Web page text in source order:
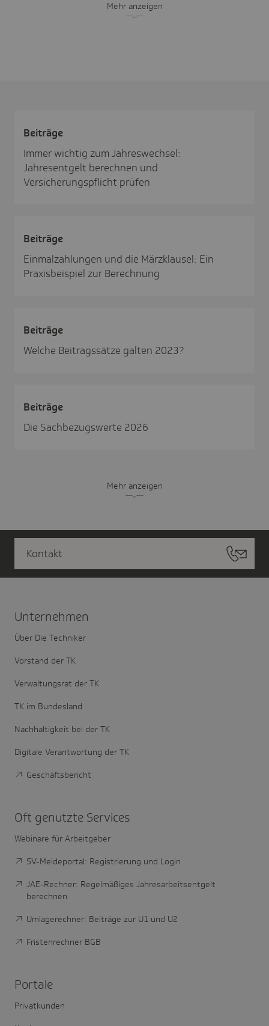
Mehr anzeigen
Beiträge
Immer wichtig zum Jahreswechsel:
Jahresentgelt berechnen und
Versicherungspflicht prüfen
Beiträge
Einmalzahlungen und die Märzklausel: Ein
Praxisbeispiel zur Berechnung
Beiträge
Welche Beitragssätze galten 2023?
Beiträge
Die Sachbezugswerte 2026
Mehr anzeigen
Kontakt
Unter­nehmen
Über Die Techniker
Vorstand der TK
Verwaltungsrat der TK
TK im Bundesland
Nachhaltigkeit bei der TK
Digitale Verantwortung der TK
Geschäftsbericht
Oft genutzte Services
Webinare für Arbeitgeber
SV-Meldeportal: Registrierung und Login
JAE-Rechner: Regelmäßiges Jahresarbeitsentgelt
berechnen
Umlagerechner: Beiträge zur U1 und U2
Fristenrechner BGB
Portale
Privatkunden